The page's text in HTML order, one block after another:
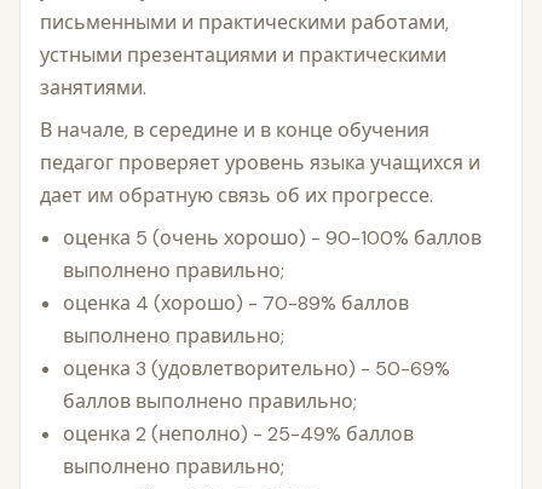
письменными и практическими работами,
устными презентациями и практическими
занятиями.
В начале, в середине и в конце обучения
педагог проверяет уровень языка учащихся и
дает им обратную связь об их прогрессе.
оценка 5 (очень хорошо) - 90-100% баллов
выполнено правильно;
оценка 4 (хорошо) - 70-89% баллов
выполнено правильно;
оценка 3 (удовлетворительно) - 50-69%
баллов выполнено правильно;
оценка 2 (неполно) - 25-49% баллов
выполнено правильно;